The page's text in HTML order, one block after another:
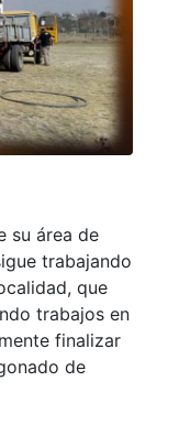
su área de
trabajando
que
trabajos en
finalizar
de